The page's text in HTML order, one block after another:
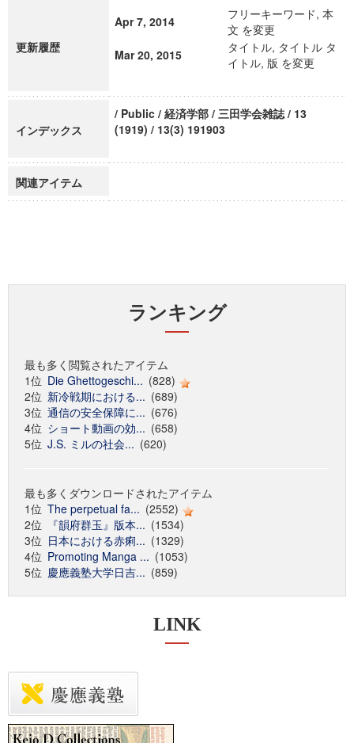
更新履歴
Apr 7, 2014
フリーキーワード, 本
文 を変更
Mar 20, 2015
タイトル, タイトル タ
イトル, 版 を変更
インデックス
/ Public / 経済学部 / 三田学会雑誌 / 13
(1919) / 13(3) 191903
関連アイテム
ランキング
最も多く閲覧されたアイテム
1位 Die Ghettogeschi... (828)
2位 新冷戦期における... (689)
3位 通信の安全保障に... (676)
4位 ショート動画の効... (658)
5位 J.S. ミルの社会... (620)
最も多くダウンロードされたアイテム
1位 The perpetual fa... (2552)
2位
『韻府群玉』版本... (1534)
3位 日本における赤痢... (1329)
4位 Promoting Manga ... (1053)
5位 慶應義塾大学日吉... (859)
LINK